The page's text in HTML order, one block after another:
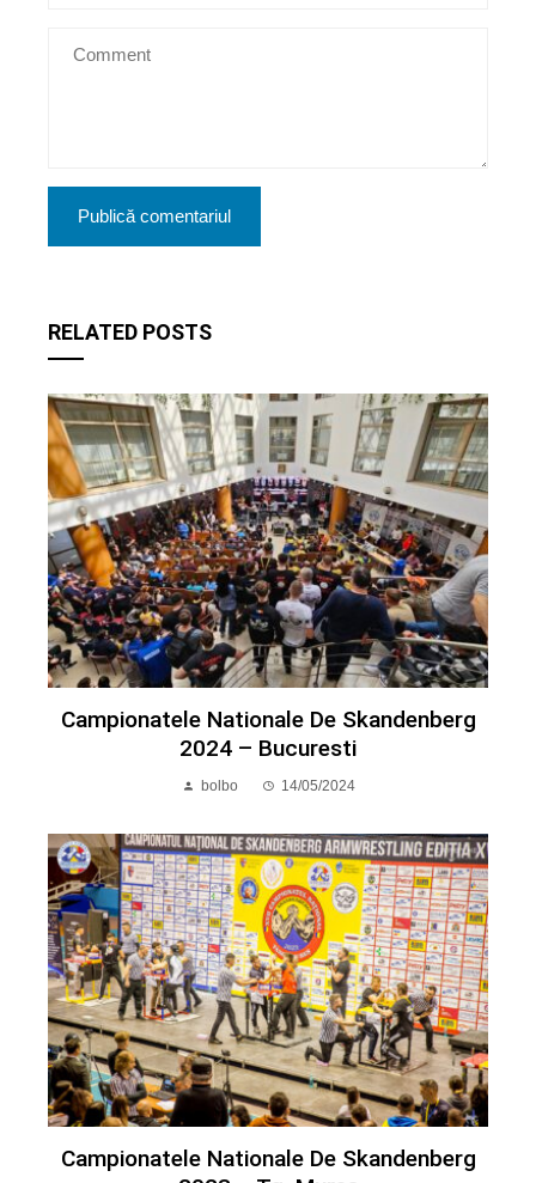
RELATED POSTS
Campionatele Nationale De Skandenberg
2024 – Bucuresti
bolbo 14/05/2024
Campionatele Nationale De Skandenberg